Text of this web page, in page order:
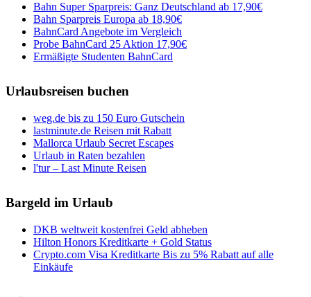
Bahn Super Sparpreis: Ganz Deutschland ab 17,90€
Bahn Sparpreis Europa ab 18,90€
BahnCard Angebote im Vergleich
Probe BahnCard 25 Aktion 17,90€
Ermäßigte Studenten BahnCard
Urlaubsreisen buchen
weg.de bis zu 150 Euro Gutschein
lastminute.de Reisen mit Rabatt
Mallorca Urlaub Secret Escapes
Urlaub in Raten bezahlen
l'tur – Last Minute Reisen
Bargeld im Urlaub
DKB weltweit kostenfrei Geld abheben
Hilton Honors Kreditkarte + Gold Status
Crypto.com Visa Kreditkarte Bis zu 5% Rabatt auf alle
Einkäufe